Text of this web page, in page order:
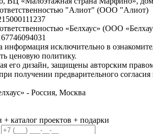
"Алиот" (ООО "Алиот)
«Белхаус» (ООО
исключительно в
ценовую политику.
его дизайн, защищены авторским
получении предварительного согласия
- Россия, Москва
каталог проектов + подарки